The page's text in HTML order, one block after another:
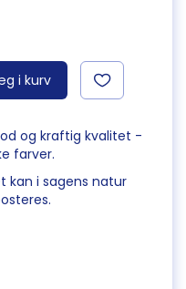
i kurv
og kraftig kvalitet -
farver.
kan i sagens natur